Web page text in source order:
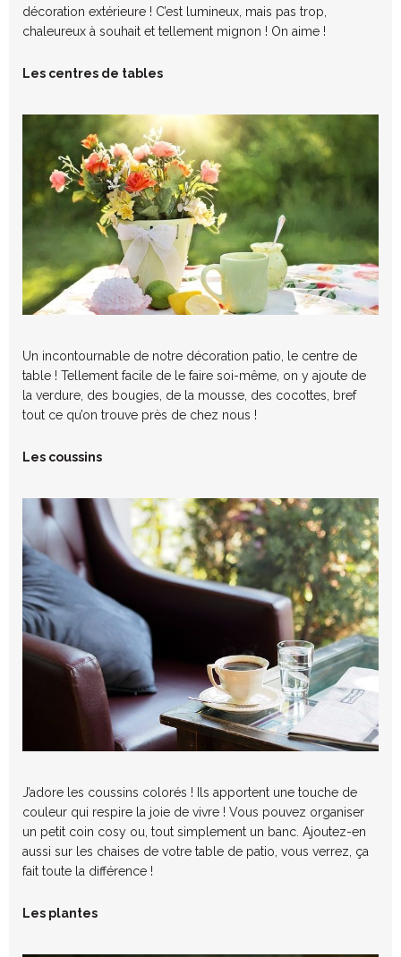
décoration extérieure ! C’est lumineux, mais pas trop,
chaleureux à souhait et tellement mignon ! On aime !
Les centres de tables
Un incontournable de notre décoration patio, le centre de
table ! Tellement facile de le faire soi-même, on y ajoute de
la verdure, des bougies, de la mousse, des cocottes, bref
tout ce qu’on trouve près de chez nous !
Les coussins
J’adore les coussins colorés ! Ils apportent une touche de
couleur qui respire la joie de vivre ! Vous pouvez organiser
un petit coin cosy ou, tout simplement un banc. Ajoutez-en
aussi sur les chaises de votre table de patio, vous verrez, ça
fait toute la différence !
Les plantes